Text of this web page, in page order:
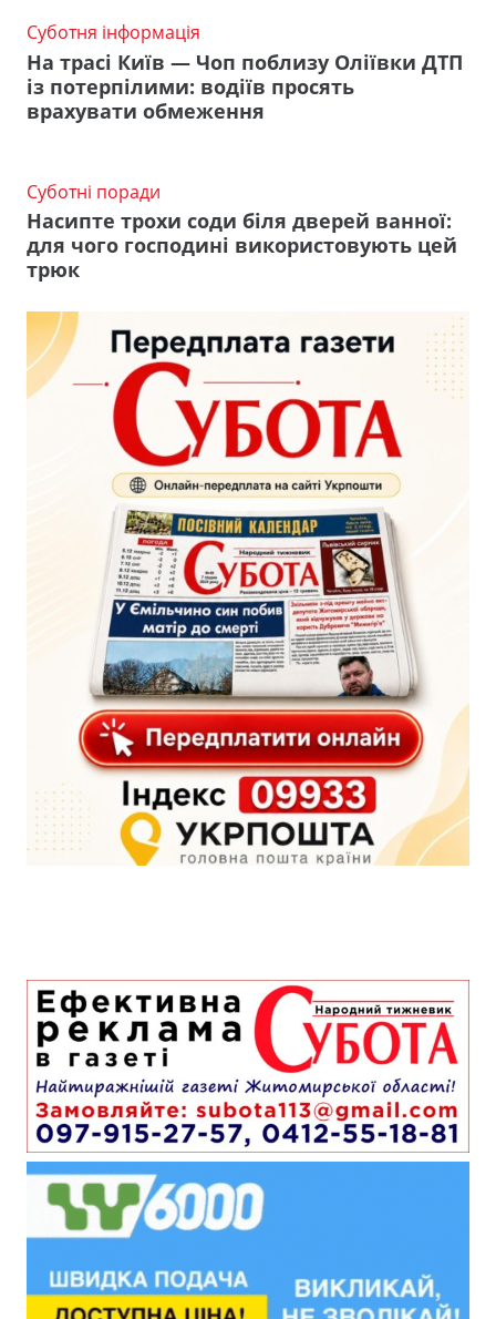
Суботня інформація
На трасі Київ — Чоп поблизу Оліївки ДТП
із потерпілими: водіїв просять
врахувати обмеження
Суботні поради
Насипте трохи соди біля дверей ванної:
для чого господині використовують цей
трюк